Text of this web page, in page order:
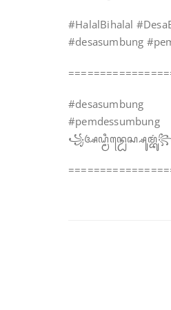
#HalalBihalal
#desasumbung
#desasumbung
#pemdessumbung